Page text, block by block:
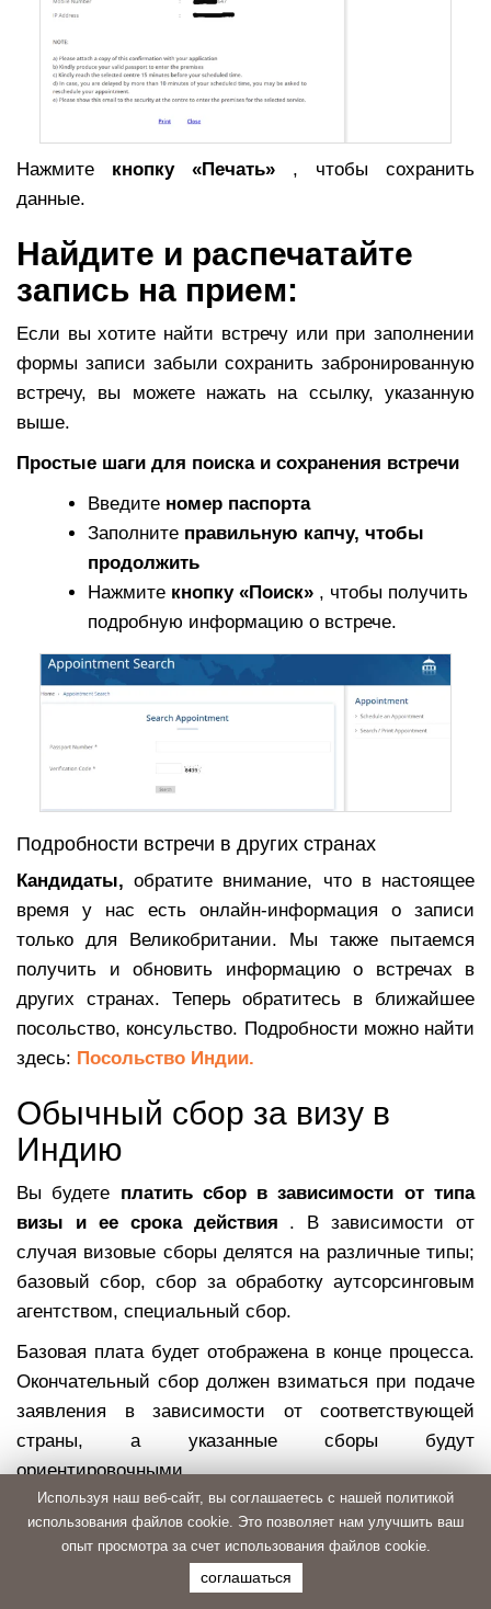
Нажмите кнопку «Печать» , чтобы сохранить
данные.
Найдите и распечатайте
запись на прием:
Если вы хотите найти встречу или при заполнении
формы записи забыли сохранить забронированную
встречу, вы можете нажать на ссылку, указанную
выше.
Простые шаги для поиска и сохранения встречи
Введите номер паспорта
Заполните правильную капчу, чтобы
продолжить
Нажмите кнопку «Поиск» , чтобы получить
подробную информацию о встрече.
Подробности встречи в других странах
Кандидаты, обратите внимание, что в настоящее
время у нас есть онлайн-информация о записи
только для Великобритании. Мы также пытаемся
получить и обновить информацию о встречах в
других странах. Теперь обратитесь в ближайшее
посольство, консульство. Подробности можно найти
здесь: Посольство Индии.
Обычный сбор за визу в
Индию
Вы будете платить сбор в зависимости от типа
визы и ее срока действия . В зависимости от
случая визовые сборы делятся на различные типы;
базовый сбор, сбор за обработку аутсорсинговым
агентством, специальный сбор.
Базовая плата будет отображена в конце процесса.
Окончательный сбор должен взиматься при подаче
заявления в зависимости от соответствующей
страны, а указанные сборы будут
ориентировочными.
Сбор не возвращается даже после отзыва
заявления на визу, если виза не выдана, если виза
выдана на более короткий срок, чем вы подали
заявку, вернулась или на условиях, которые время
Используя наш веб-сайт, вы соглашаетесь с нашей политикой
использования файлов cookie. Это позволяет нам улучшить ваш
опыт просмотра за счет использования файлов cookie.
соглашаться